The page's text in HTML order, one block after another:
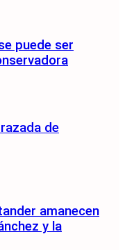
puede ser
de
amanecen
y la